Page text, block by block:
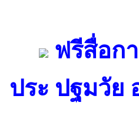
ฟรีสื่อก
ประ ปฐมวัย